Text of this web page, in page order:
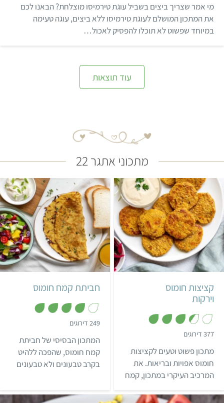
ת
ו
ך
5
מי אמר שצריך ביצים בשביל עוגת טירמיסו מוצלחת? הבאנו לכם
את המתכון המושלם לעוגת טירמיסו ללא ביצים, עוגה טעימה
במיוחד שפשוט לא תוכלו להפסיק לאכול…
עוד תוצאות
מתכוני אתגר 22
קל 45 דקות
25 קציצות
קציצות חומוס
וירקות
377 דירוגים
.
4
מ
ת
ו
מתכון פשוט וטעים לקציצות
חומוס אפויות ובריאות. את
המרכיב העיקרי במתכון, קמח
הסופרים, בחנויות טבע,
קל 15 דקות
2 מנות
חביתת קמח חומוס
249 דירוגים
.
9
מ
ת
ו
המתכון הבסיסי של חביתת
קמח חומוס, שהפכה ללהיט
בקרב טבעונים ולא טבעונים
אתם לא אוהבים קמח חומוס,